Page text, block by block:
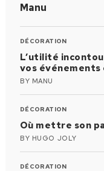
Manu
DÉCORATION
L’utilité
vos événements
BY MANU
DÉCORATION
Où mettre son
BY HUGO JOLY
DÉCORATION